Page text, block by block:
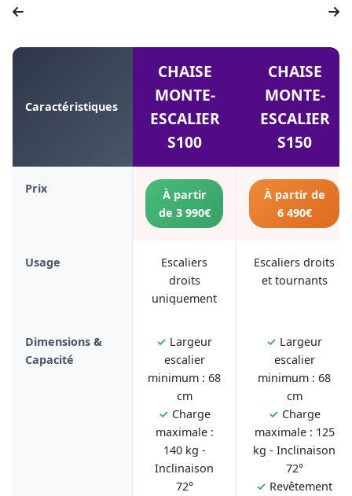
Caractéristiques
CHAISE
MONTE-
ESCALIER
S100
CHAISE
MONTE-
ESCALIER
S150
Prix
À partir
de 3 990€
À partir de
6 490€
Usage
Escaliers
droits
uniquement
Escaliers droits
et tournants
Dimensions &
Capacité
✓ Largeur
escalier
minimum : 68
cm
✓ Charge
maximale :
140 kg -
Inclinaison
72°
✓ Largeur
escalier
minimum : 68
cm
✓ Charge
maximale : 125
kg - Inclinaison
72°
✓ Revêtement